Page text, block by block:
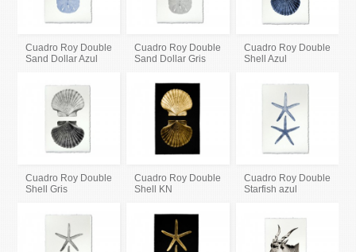
Cuadro Roy Double
Sand Dollar Azul
Cuadro Roy Double
Sand Dollar Gris
Cuadro Roy Double
Shell Azul
Cuadro Roy Double
Shell Gris
Cuadro Roy Double
Shell KN
Cuadro Roy Double
Starfish azul